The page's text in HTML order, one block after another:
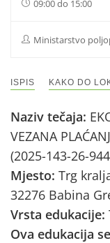
09:00 do 15:00
Ministarstvo
ISPIS KAKO DO
Naziv tečaja:
VEZANA
(2025-143-26-
Mjesto: Trg
32276 Babina
Vrsta edukacije:
Ova edukacija